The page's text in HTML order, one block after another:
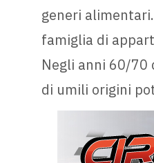
generi
famiglia di
Negli anni 60/70
di umili origini